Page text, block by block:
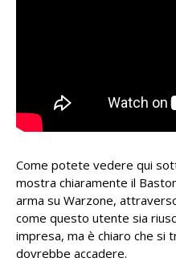
Come potete vedere qui
mostra chiaramente il
arma su Warzone,
come questo utente sia
impresa, ma è chiaro che si
dovrebbe accadere.